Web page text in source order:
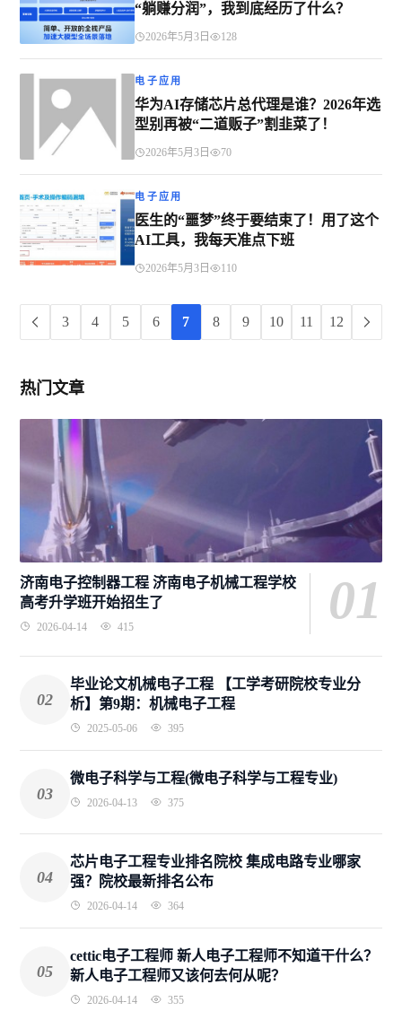
“躺赚分润”，我到底经历了什么？
2026年5月3日 128
电子应用
华为AI存储芯片总代理是谁？2026年选
型别再被“二道贩子”割韭菜了！
2026年5月3日 70
电子应用
医生的“噩梦”终于要结束了！用了这个
AI工具，我每天准点下班
2026年5月3日 110
3 4 5 6 7 8 9 10 11 12
热门文章
济南电子控制器工程 济南电子机械工程学校
高考升学班开始招生了
2026-04-14 415 01
02
毕业论文机械电子工程 【工学考研院校专业分
析】第9期：机械电子工程
2025-05-06 395
03
微电子科学与工程(微电子科学与工程专业)
2026-04-13 375
04
芯片电子工程专业排名院校 集成电路专业哪家
强？院校最新排名公布
2026-04-14 364
05
cettic电子工程师 新人电子工程师不知道干什么？
新人电子工程师又该何去何从呢？
2026-04-14 355